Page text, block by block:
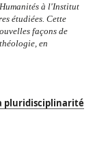
à l'Institut
étudiées. Cette
façons de
en
pluridisciplinarité